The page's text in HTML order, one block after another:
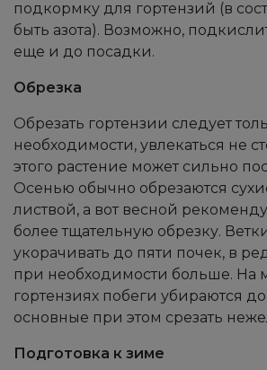
подкормку для гортензий (в
быть азота). Возможно,
еще и до посадки.
Обрезка
Обрезать гортензии следует
необходимости, увлекаться не
этого растение может сильно
Осенью обычно обрезаются
листвой, а вот весной
более тщательную обрезку.
укорачивать до пяти почек, в
при необходимости больше. На
гортензиях побеги убираются
основные при этом срезать
Подготовка к зиме